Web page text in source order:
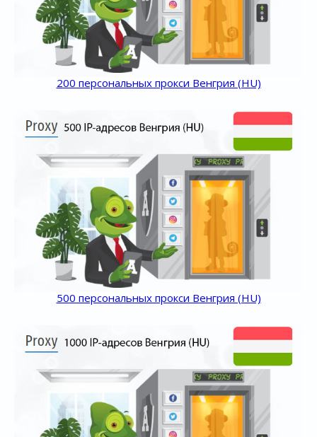
200 персональных прокси Венгрия (HU)
500 персональных прокси Венгрия (HU)